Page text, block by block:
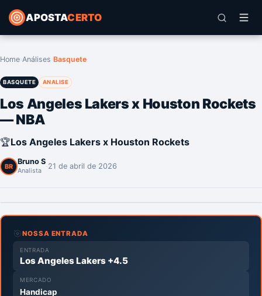
APOSTACERTO
Home Análises Basquete
BASQUETE ANALISE
Los Angeles Lakers x Houston Rockets
— NBA
🏆Los Angeles Lakers x Houston Rockets
BR
Bruno S
Analista 21 de abril de 2026
🎯NOSSA ENTRADA
ENTRADA
Los Angeles Lakers +4.5
MERCADO
Handicap